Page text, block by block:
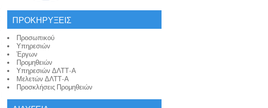
ΠΡΟΚΗΡΥΞΕΙΣ
Προσωπικού
Υπηρεσιών
Έργων
Προμηθειών
Υπηρεσιών ΔΛΤΤ-Α
Μελετών ΔΛΤΤ-Α
Προσκλήσεις Προμηθειών